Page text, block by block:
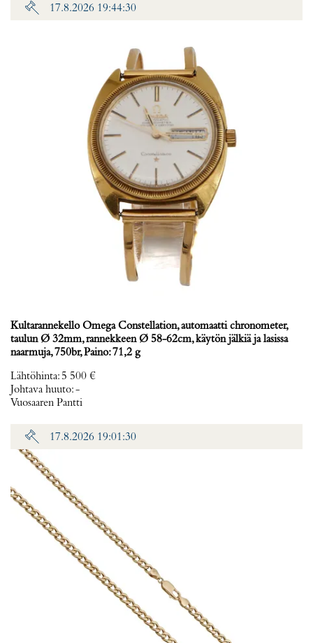
17.8.2026 19:44:30
Kultarannekello Omega Constellation, automaatti chronometer,
taulun Ø 32mm, rannekkeen Ø 58-62cm, käytön jälkiä ja lasissa
naarmuja, 750br, Paino: 71,2 g
Lähtöhinta: 5 500 €
Johtava huuto:-
Vuosaaren Pantti
17.8.2026 19:01:30